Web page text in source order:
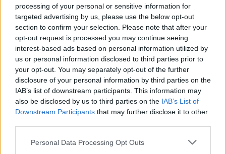
processing of your personal or sensitive information for
targeted advertising by us, please use the below opt-out
section to confirm your selection. Please note that after your
opt-out request is processed you may continue seeing
interest-based ads based on personal information utilized by
us or personal information disclosed to third parties prior to
your opt-out. You may separately opt-out of the further
disclosure of your personal information by third parties on the
IAB’s list of downstream participants. This information may
also be disclosed by us to third parties on the IAB’s List of
Downstream Participants that may further disclose it to other
Please note that this website/app uses one or more Google
Personal Data Processing Opt Outs
Fenntarthatóbb nyaralás külföldön: hét egyszerű
szokás, amellyel a magyar utazók csökkenthetik
környezeti lábnyomukat
2026.08.07. 12:48